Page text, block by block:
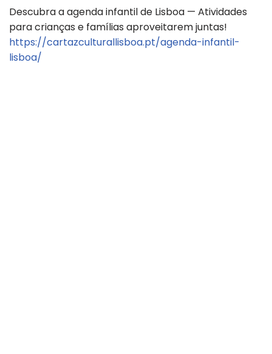
Descubra a agenda infantil de Lisboa — Atividades
para crianças e famílias aproveitarem juntas!
https://cartazculturallisboa.pt/agenda-infantil-
lisboa/